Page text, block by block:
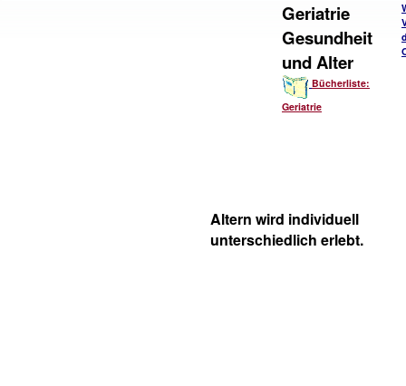
Geriatrie
Gesundheit
und Alter
Bücherliste:
Geriatrie
Altern wird individuell
unterschiedlich erlebt.